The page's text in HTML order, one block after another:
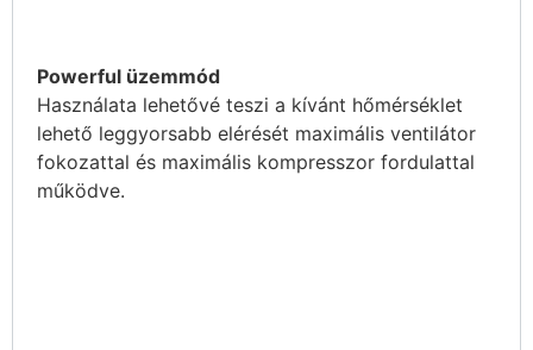
Powerful üzemmód
Használata lehetővé teszi a kívánt hőmérséklet
lehető leggyorsabb elérését maximális ventilátor
fokozattal és maximális kompresszor fordulattal
működve.